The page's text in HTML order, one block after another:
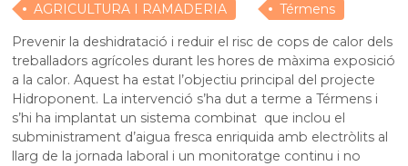
AGRICULTURA I RAMADERIA
Térmens
Prevenir la deshidratació i reduir el risc de cops de calor dels
treballadors agrícoles durant les hores de màxima exposició
a la calor. Aquest ha estat l’objectiu principal del projecte
Hidroponent. La intervenció s’ha dut a terme a Térmens i
s’hi ha implantat un sistema combinat que inclou el
subministrament d’aigua fresca enriquida amb electròlits al
llarg de la jornada laboral i un monitoratge continu i no